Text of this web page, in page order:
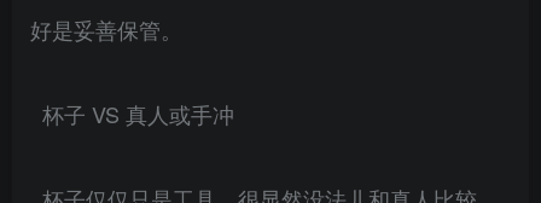
好是妥善保管。
杯子 VS 真人或手冲